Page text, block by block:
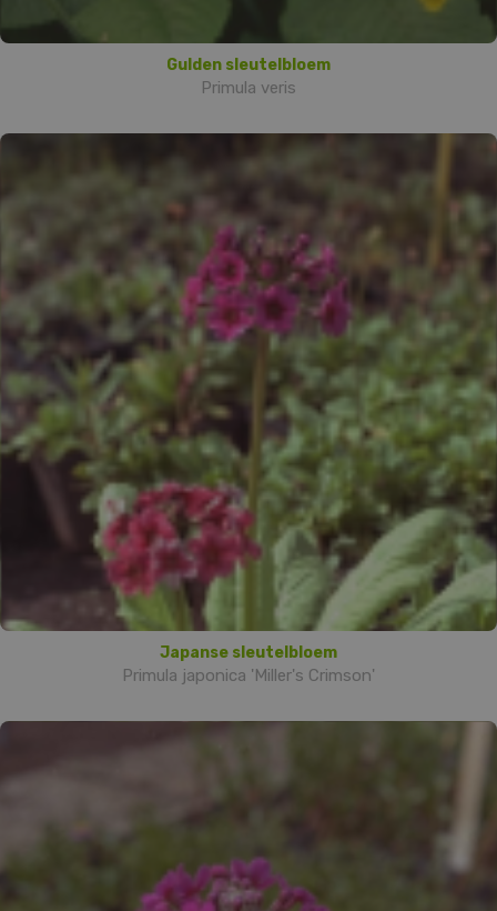
Gulden sleutelbloem
Primula veris
Japanse sleutelbloem
Primula japonica 'Miller's Crimson'